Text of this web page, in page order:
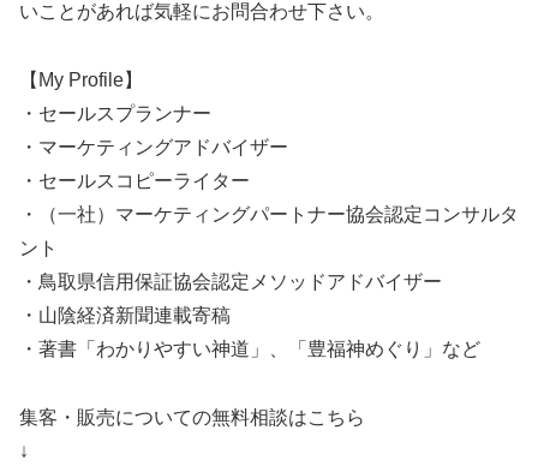
いことがあれば気軽にお問合わせ下さい。
【My Profile】
・セールスプランナー
・マーケティングアドバイザー
・セールスコピーライター
・（一社）マーケティングパートナー協会認定コンサルタ
ント
・鳥取県信用保証協会認定メソッドアドバイザー
・山陰経済新聞連載寄稿
・著書「わかりやすい神道」、「豊福神めぐり」など
集客・販売についての無料相談はこちら
↓